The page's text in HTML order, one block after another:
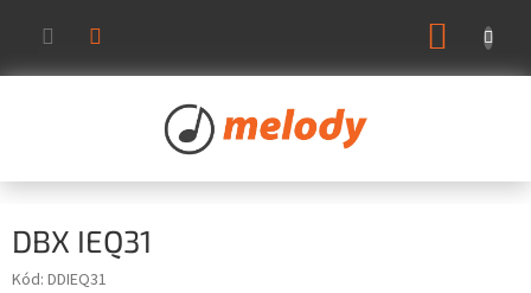
obsah
DBX IEQ31
Kód: DDIEQ31